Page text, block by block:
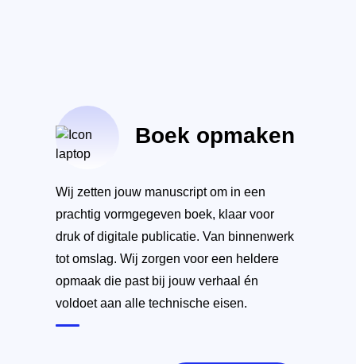
Boek opmaken
Wij zetten jouw manuscript om in een
prachtig vormgegeven boek, klaar voor
druk of digitale publicatie. Van binnenwerk
tot omslag. Wij zorgen voor een heldere
opmaak die past bij jouw verhaal én
voldoet aan alle technische eisen.